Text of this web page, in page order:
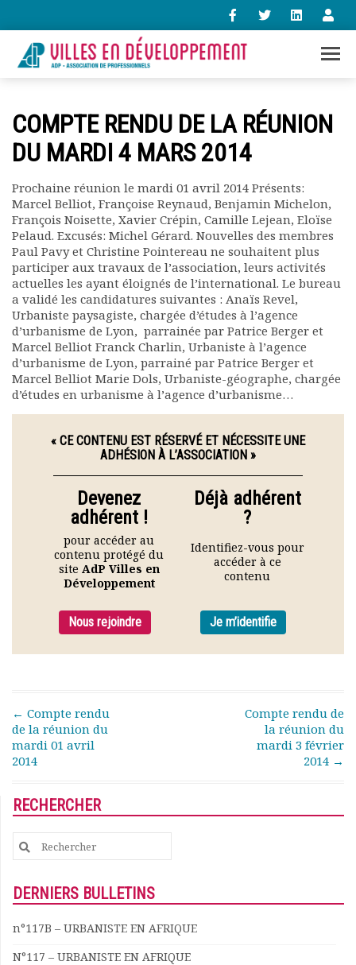
contact@villes-developpement.org
L’association
Qui sommes-nous ?
Présentation vidéo
Le bureau
Statuts de l’association
Vie de l’association
Calendrier des activités
Assemblées générales
Comptes rendus mensuels
Rapports moraux
Rapports financiers
Présentation du bulletin
Comité de rédaction
développement
Ressources
Nos actions
Podcast-AdP
Journées d’études
Concours vidéo
Matinales
Publications et rapports
Documents
Les adhérents
Annuaire
Forum
Nous contacter
COMPTE RENDU DE LA RÉUNION
DU MARDI 4 MARS 2014
Prochaine réunion le mardi 01 avril 2014 Présents:
Marcel Belliot, Françoise Reynaud, Benjamin Michelon,
François Noisette, Xavier Crépin, Camille Lejean, Eloïse
Pelaud. Excusés: Michel Gérard. Nouvelles des membres
Paul Pavy et Christine Pointereau ne souhaitent plus
participer aux travaux de l’association, leurs activités
actuelles les ayant éloignés de l’international. Le bureau
a validé les candidatures suivantes : Anaïs Revel,
Urbaniste paysagiste, chargée d’études à l’agence
d’urbanisme de Lyon, parrainée par Patrice Berger et
Marcel Belliot Franck Charlin, Urbaniste à l’agence
d’urbanisme de Lyon, parrainé par Patrice Berger et
Marcel Belliot Marie Dols, Urbaniste-géographe, chargée
d’études en urbanisme à l’agence d’urbanisme…
« CE CONTENU EST RÉSERVÉ ET NÉCESSITE UNE
ADHÉSION À L’ASSOCIATION »
Devenez
adhérent !
pour accéder au
contenu protégé du
site AdP Villes en
Développement
Nous rejoindre
Déjà adhérent
?
Identifiez-vous pour
accéder à ce
contenu
Je m’identifie
Post navigation
← Compte rendu
de la réunion du
mardi 01 avril
2014
Compte rendu de
la réunion du
mardi 3 février
2014 →
RECHERCHER
Search
for:
DERNIERS BULLETINS
n°117B – URBANISTE EN AFRIQUE
N°117 – URBANISTE EN AFRIQUE